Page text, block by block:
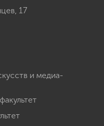
17
и медиа-